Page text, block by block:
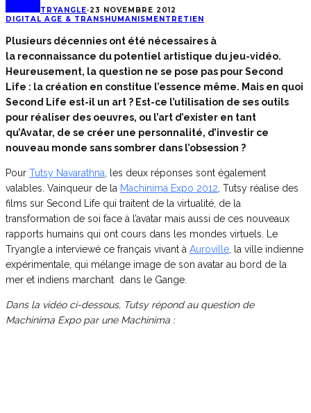
TRYANGLE·23 NOVEMBRE 2012
DIGITAL AGE & TRANSHUMANISM ENTRETIEN
Plusieurs décennies ont été nécessaires à
la reconnaissance du potentiel artistique du jeu-vidéo.
Heureusement, la question ne se pose pas pour Second
Life : la création en constitue l’essence même. Mais en quoi
Second Life est-il un art ? Est-ce l’utilisation de ses outils
pour réaliser des oeuvres, ou l’art d’exister en tant
qu’Avatar, de se créer une personnalité, d’investir ce
nouveau monde sans sombrer dans l’obsession ?
Pour Tutsy Navarathna , les deux réponses sont également
valables. Vainqueur de la Machinima Expo 2012 , Tutsy réalise des
films sur Second Life qui traitent de la virtualité, de la
transformation de soi face à l’avatar mais aussi de ces nouveaux
rapports humains qui ont cours dans les mondes virtuels. Le
Tryangle a interviewé ce français vivant à Auroville , la ville indienne
expérimentale, qui mélange image de son avatar au bord de la
mer et indiens marchant dans le Gange.
Dans la vidéo ci-dessous, Tutsy répond au question de
Machinima Expo par une Machinima :